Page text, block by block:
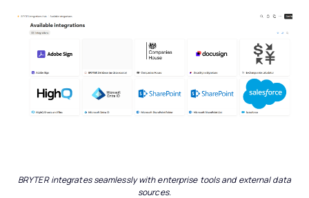
BRYTER integrates seamlessly with enterprise tools and external data
sources.